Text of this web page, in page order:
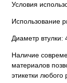
Условия
Использование
Диаметр втулки:
Наличие
материалов
этикетки